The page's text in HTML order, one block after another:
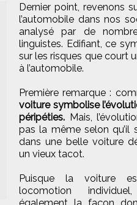
Dernier point, revenons
l’automobile dans nos
analysé par de
linguistes. Edifiant, ce
sur les risques que court
à l’automobile.
Première remarque :
voiture symbolise
péripéties. Mais,
pas la même selon qu’il
dans une belle voiture
un vieux tacot.
Puisque la voiture
locomotion